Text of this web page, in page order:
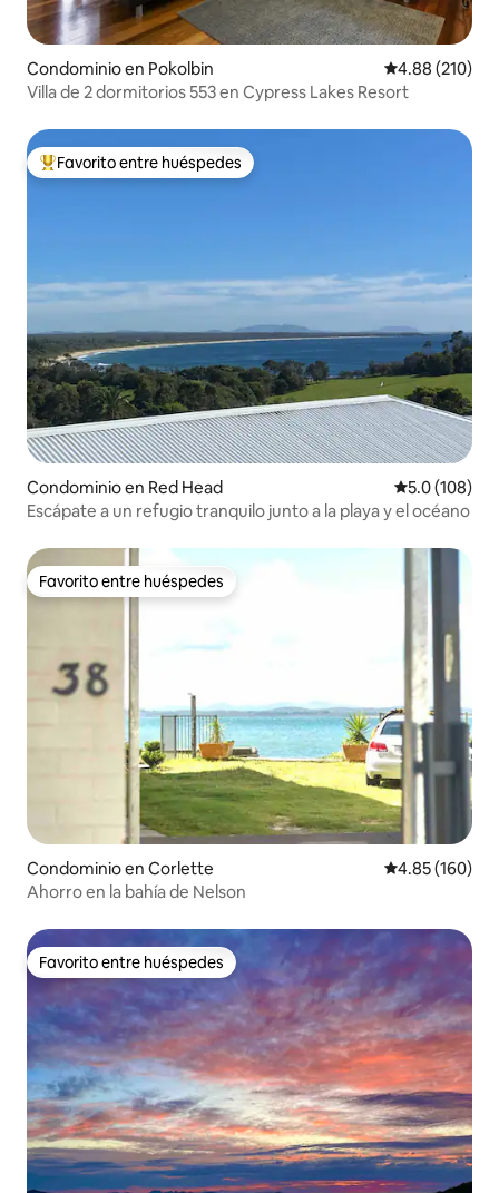
Condominio en Pokolbin Calificación
4.88 (210)
Villa de 2 dormitorios 553 en Cypress Lakes Resort
De los mejores en Favorito entre huéspedes
Favorito entre huéspedes
Condominio en Red Head Calificación
5.0 (108)
Escápate a un refugio tranquilo junto a la playa y el océano
Favorito entre huéspedes
Favorito entre huéspedes
Condominio en Corlette Calificación
4.85 (160)
Ahorro en la bahía de Nelson
Favorito entre huéspedes
Favorito entre huéspedes